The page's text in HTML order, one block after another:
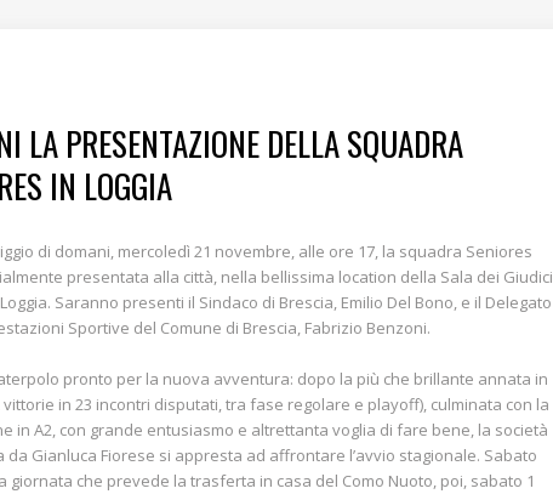
LA PRESENTAZIONE DELLA SQUADRA
IN LOGGIA
di domani, mercoledì 21 novembre, alle ore 17, la squadra Seniores
presentata alla città, nella bellissima location della Sala dei Giudici
Saranno presenti il Sindaco di Brescia, Emilio Del Bono, e il Delegato
Sportive del Comune di Brescia, Fabrizio Benzoni.
pronto per la nuova avventura: dopo la più che brillante annata in
vittorie in 23 incontri disputati, tra fase regolare e playoff), culminata con la
in A2, con grande entusiasmo e altrettanta voglia di fare bene, la società
da Gianluca Fiorese si appresta ad affrontare l’avvio stagionale. Sabato
giornata che prevede la trasferta in casa del Como Nuoto, poi, sabato 1